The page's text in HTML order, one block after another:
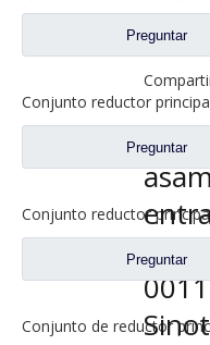
Preguntar
Preguntar
Preguntar